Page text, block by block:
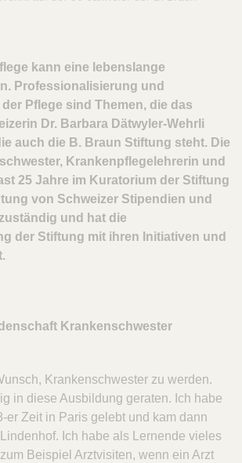
kann eine lebenslange
Professionalisierung und
Pflege sind Themen, die das
Dr. Barbara Dätwyler-Wehrli
auch die B. Braun Stiftung steht. Die
Krankenpflegelehrerin und
25 Jahre im Kuratorium der Stiftung
von Schweizer Stipendien und
und hat die
der Stiftung mit ihren Initiativen und
Krankenschwester
Krankenschwester zu werden.
in diese Ausbildung geraten. Ich habe
er Zeit in Paris gelebt und kam dann
Ich habe als Lernende vieles
Beispiel Arztvisiten, wenn ein Arzt